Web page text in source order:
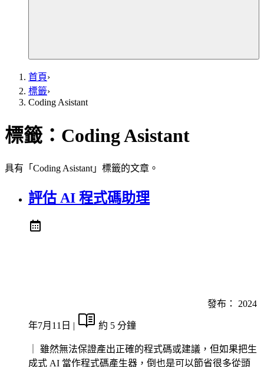
首頁›
標籤›
Coding Asistant
標籤： Coding Asistant
具有「Coding Asistant」標籤的文章。
評估 AI 程式碼助理
發布： 2024
年7月11日 | 約 5 分鐘
｜ 雖然無法保證產出正確的程式碼或建議，但如果把生
成式 AI 當作程式碼產生器，倒也是可以節省很多從頭